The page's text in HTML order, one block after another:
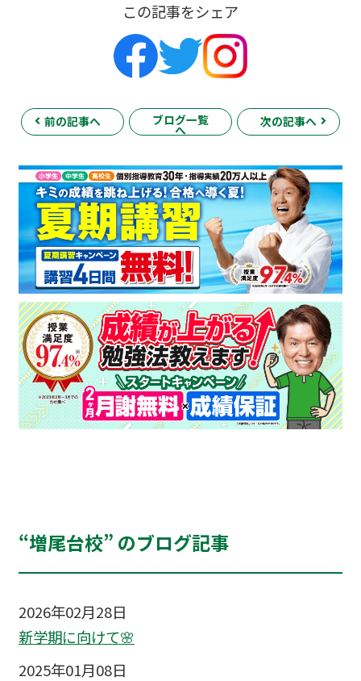
この記事をシェア
前の記事へ ブログ一覧
へ
次の記事へ
“増尾台校” のブログ記事
2026年02月28日
新学期に向けて🌸
2025年01月08日